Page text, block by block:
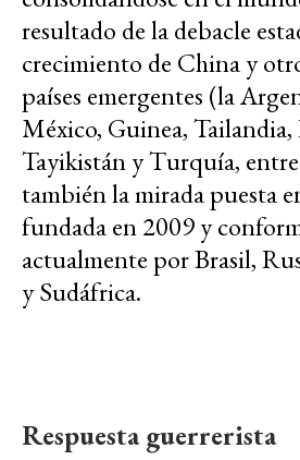
resultado de la debacle
crecimiento de China y
países emergentes (la
México, Guinea,
Tayikistán y Turquía,
también la mirada puesta
fundada en 2009 y
actualmente por Brasil,
y Sudáfrica.
Respuesta guerrerista